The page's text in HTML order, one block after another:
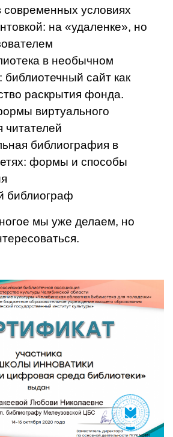
современных условиях
на «удаленке», но
в необычном
библиотечный сайт как
раскрытия фонда.
виртуального
читателей
библиография в
формы и способы
библиограф
мы уже делаем, но